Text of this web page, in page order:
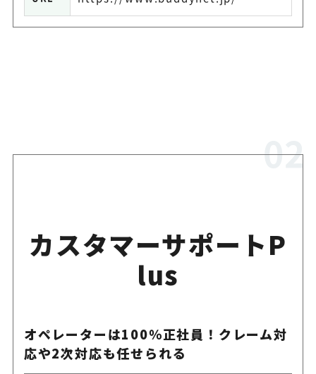
カスタマーサポートP
lus
オペレーターは100％正社員！クレーム対
応や2次対応も任せられる